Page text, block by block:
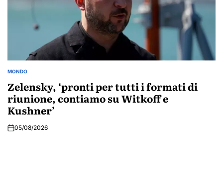
POSTED
MONDO
Zelensky, ‘pronti per tutti i formati di
riunione, contiamo su Witkoff e
Kushner’
05/08/2026